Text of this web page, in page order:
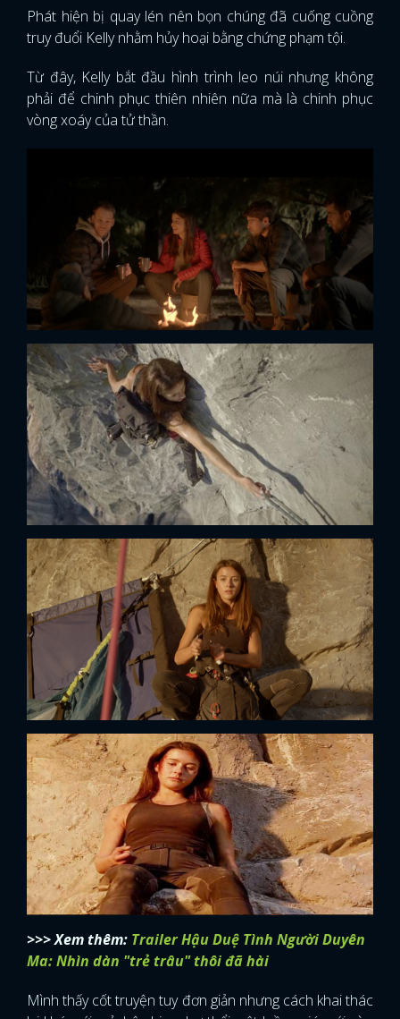
ĐĂNG NHẬP
Phát hiện bị quay lén nên bọn chúng đã cuống cuồng
truy đuổi Kelly nhằm hủy hoại bằng chứng phạm tội.
Từ đây, Kelly bắt đầu hình trình leo núi nhưng không
phải để chinh phục thiên nhiên nữa mà là chinh phục
vòng xoáy của tử thần.
>>> Xem thêm: Trailer Hậu Duệ Tình Người Duyên
Ma: Nhìn dàn "trẻ trâu" thôi đã hài
Mình thấy cốt truyện tuy đơn giản nhưng cách khai thác